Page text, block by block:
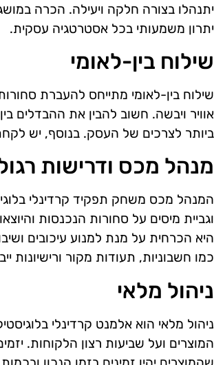
יתנהלו בצורה חלקה ויעילה. הכרה
יתרון משמעותי בכל אסטרטגיה עסקית.
שילוח בין-לאומי
שילוח בין-לאומי מתייחס להעברת
אוויר ויבשה. חשוב להבין את ההבדלים
ביותר לצרכים של העסק. בנוסף, יש
מנהל מכס ודרישות
המנהל מכס משחק תפקיד קרדינלי
וגביית מיסים על סחורות הנכנסות
היא הכרחית על מנת למנוע עיכובים
כמו חשבוניות, תעודות מקור ורישיונות
ניהול מלאי
ניהול מלאי הוא אלמנט קרדינלי
המוצרים ועל שביעות רצון הלקוחות.